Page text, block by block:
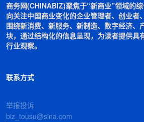
商务网(CHINABIZ)聚焦于“新商业”领域的
向关注中国商业变化的企业管理者、创业者
围绕新消费、新服务、新制造、数字经济、
块，通过结构化的信息呈现，为读者提供具
行业观察。
联系方式
举报投诉
biz_tousu@sina.com